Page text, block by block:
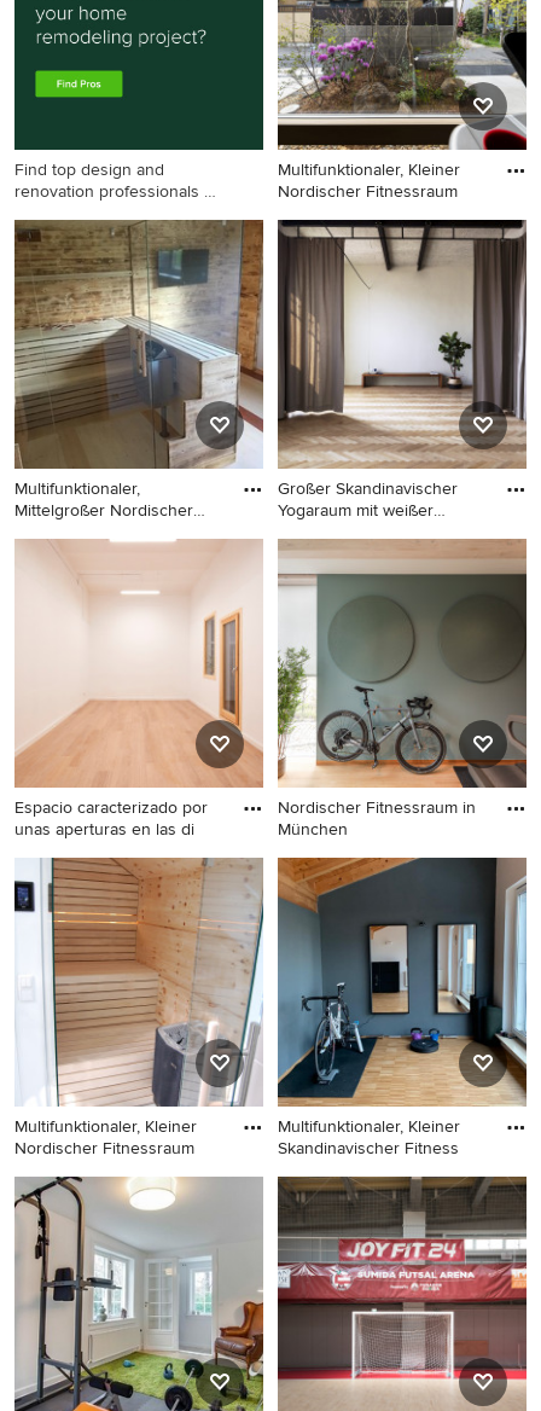
Find top design and
renovation professionals on
Multifunktionaler, Kleiner
Nordischer Fitnessraum
Multifunktionaler, Kleiner
Nordischer Fitnessraum mit
grauer Wandfarbe,
Betonboden und grauem
Boden in Tokio
Multifunktionaler,
Mittelgroßer Nordischer
Multifunktionaler,
Fitnessraum mit hellem
Holzboden in Sonstige
Großer Skandinavischer
Yogaraum mit weißer
Großer Skandinavischer
Yogaraum mit weißer
Wandfarbe, hellem
Holzboden und beigem
Boden in Mailand
Espacio caracterizado por
unas aperturas en las di
Kleiner Skandinavischer
Yogaraum mit weißer
Wandfarbe, hellem
Holzboden, beigem Boden
und gewölbter Decke in
Barcelona
Nordischer Fitnessraum in
München
Nordischer Fitnessraum in
München
Multifunktionaler, Kleiner
Nordischer Fitnessraum
Multifunktionaler, Kleiner
Nordischer Fitnessraum mit
Holzdecke in München
Multifunktionaler, Kleiner
Skandinavischer Fitness
Multifunktionaler, Kleiner
Skandinavischer Fitnessraum
mit schwarzer Wandfarbe,
braunem Holzboden,
braunem Boden und
Holzdecke in Nürnberg